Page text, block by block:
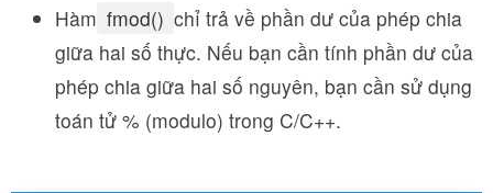
Hàm fmod() chỉ trả về phần dư của phép chia
giữa hai số thực. Nếu bạn cần tính phần dư của
phép chia giữa hai số nguyên, bạn cần sử dụng
toán tử % (modulo) trong C/C++.